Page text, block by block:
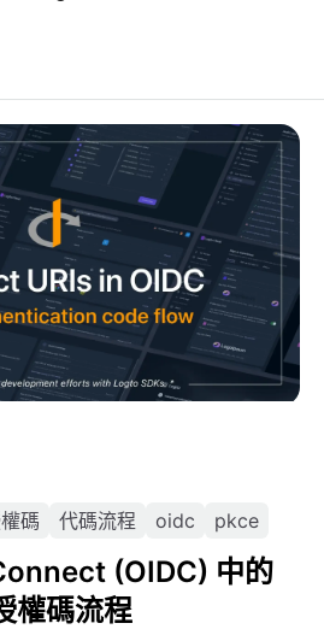
碼 代碼流程 oidc pkce
(OIDC) 中的
權碼流程
中的重定向 URI 及授權碼